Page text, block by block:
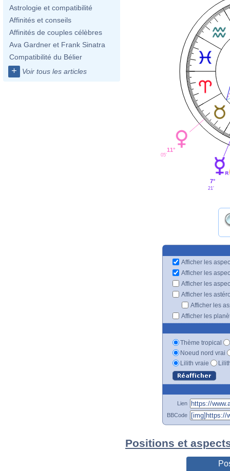
Astrologie et compatibilité
Affinités et conseils
Affinités de couples célèbres
Ava Gardner et Frank Sinatra
Compatibilité du Bélier
+ Voir tous les articles
11°
05'
7°
21'
Afficher les
Afficher les
Afficher les
Afficher les
Afficher les
Afficher les
Thème tropical
Noeud nord vrai
Lilith vraie
Lien
BBCode
Positions et